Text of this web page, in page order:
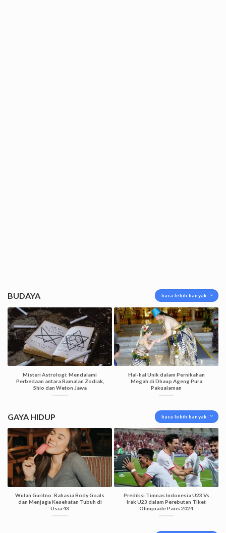
BUDAYA baca lebih banyak
Misteri Astrologi: Mendalami
Perbedaan antara Ramalan Zodiak,
Shio dan Weton Jawa
Hal-hal Unik dalam Pernikahan
Megah di Dhaup Ageng Pura
Pakualaman
GAYA HIDUP baca lebih banyak
Wulan Guritno: Rahasia Body Goals
dan Menjaga Kesehatan Tubuh di
Usia 43
Prediksi Timnas Indonesia U23 Vs
Irak U23 dalam Perebutan Tiket
Olimpiade Paris 2024